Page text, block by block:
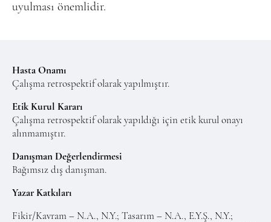
uyulması önemlidir.
Hasta Onamı
Çalışma retrospektif olarak yapılmıştır.
Etik Kurul Kararı
Çalışma retrospektif olarak yapıldığı için etik kurul onayı
alınmamıştır.
Danışman Değerlendirmesi
Bağımsız dış danışman.
Yazar Katkıları
Fikir/Kavram – N.A., N.Y.; Tasarım – N.A., E.Y.Ş., N.Y.;